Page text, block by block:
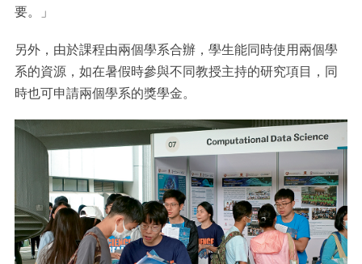
要。」
另外，由於課程由兩個學系合辦，學生能同時使用兩個學
系的資源，如在暑假時參與不同教授主持的研究項目，同
時也可申請兩個學系的獎學金。